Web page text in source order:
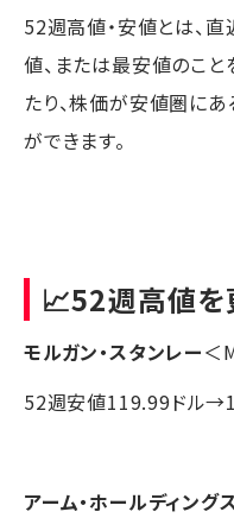
52週高値・安値とは、
値、または最安値のこと
たり、株価が安値圏に
ができます。
📈52週高値
モルガン・スタンレー＜
52週安値119.99ドル
アーム・ホールディング